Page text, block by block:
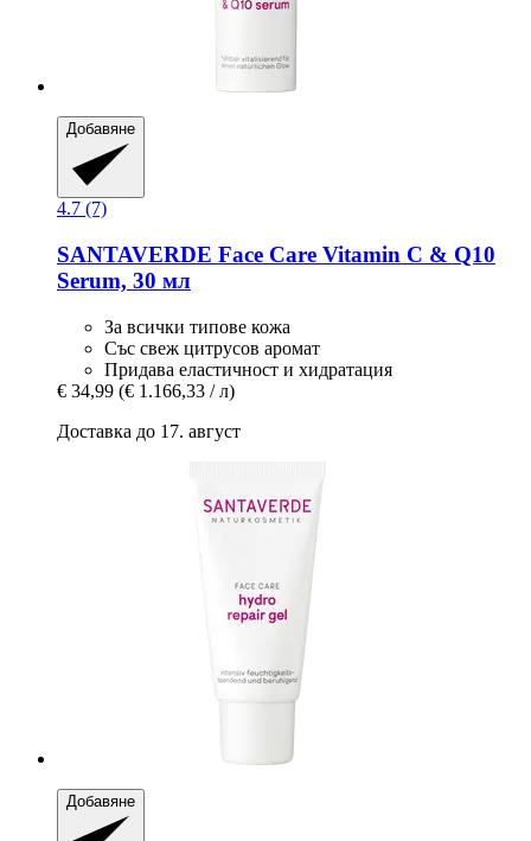
Добавяне
4.7 (7)
SANTAVERDE Face Care Vitamin C & Q10
Serum, 30 мл
За всички типове кожа
Със свеж цитрусов аромат
Придава еластичност и хидратация
€ 34,99 (€ 1.166,33 / л)
Доставка до 17. август
Добавяне